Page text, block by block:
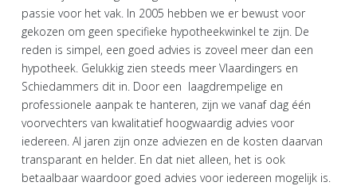
passie voor het vak. In 2005 hebben we er bewust voor
gekozen om geen specifieke hypotheekwinkel te zijn. De
reden is simpel, een goed advies is zoveel meer dan een
hypotheek. Gelukkig zien steeds meer Vlaardingers en
Schiedammers dit in. Door een laagdrempelige en
professionele aanpak te hanteren, zijn we vanaf dag één
voorvechters van kwalitatief hoogwaardig advies voor
iedereen. Al jaren zijn onze adviezen en de kosten daarvan
transparant en helder. En dat niet alleen, het is ook
betaalbaar waardoor goed advies voor iedereen mogelijk is.